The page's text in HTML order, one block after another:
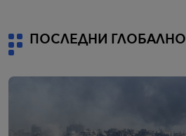
ПОСЛЕДНИ ГЛОБАЛНО